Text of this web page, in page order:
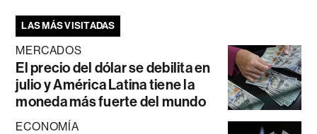
LAS MÁS VISITADAS
MERCADOS
El precio del dólar se debilita en
julio y América Latina tiene la
moneda más fuerte del mundo
ECONOMÍA